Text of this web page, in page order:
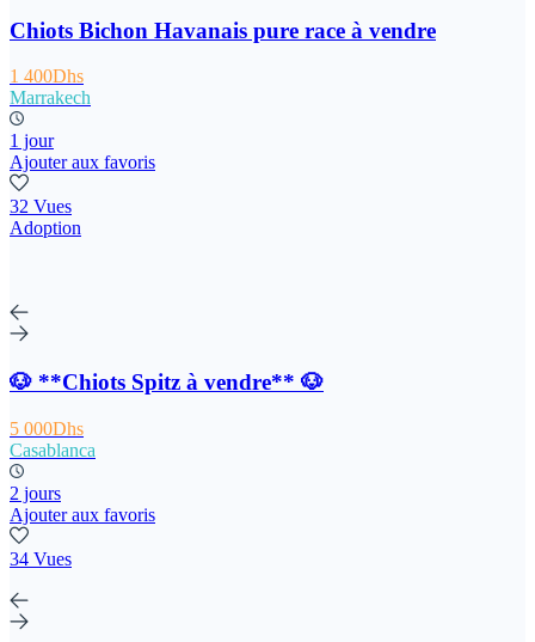
Chiots Bichon Havanais pure race à vendre
1 400Dhs
Marrakech
1 jour
Ajouter aux favoris
32 Vues
Adoption
🐶 **Chiots Spitz à vendre** 🐶
5 000Dhs
Casablanca
2 jours
Ajouter aux favoris
34 Vues